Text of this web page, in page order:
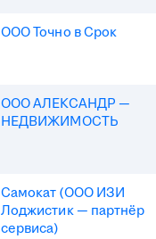
ООО Точно в Срок
ООО АЛЕКСАНДР —
НЕДВИЖИМОСТЬ
Самокат (ООО ИЗИ
Лоджистик — партнёр
сервиса)